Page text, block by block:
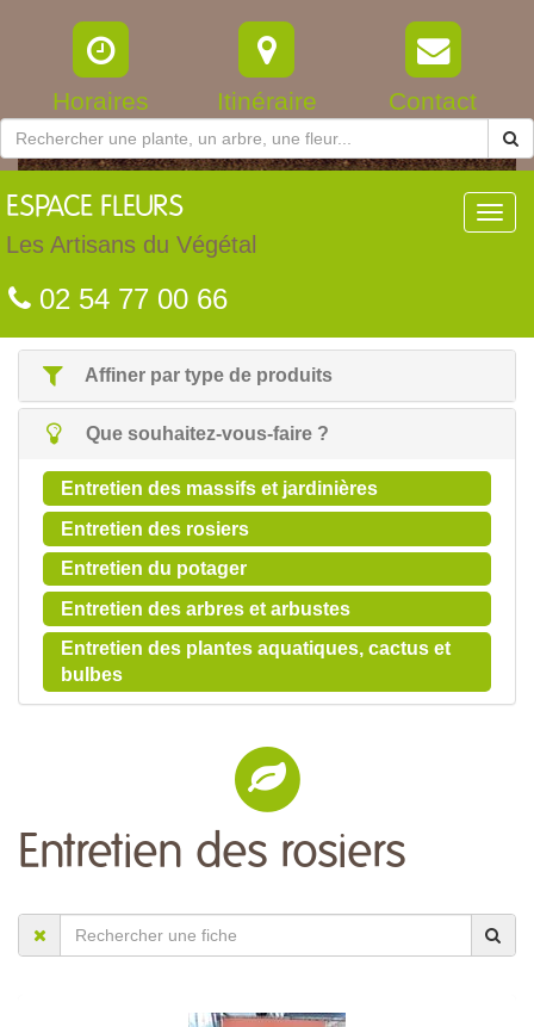
Horaires Itinéraire Contact
ESPACE FLEURS
Les Artisans du Végétal
02 54 77 00 66
Affiner par type de produits
Que souhaitez-vous-faire ?
Entretien des massifs et jardinières
Entretien des rosiers
Entretien du potager
Entretien des arbres et arbustes
Entretien des plantes aquatiques, cactus et
bulbes
Entretien des rosiers